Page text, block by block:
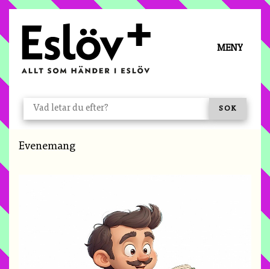
TILL INNEHÅLL
MENY
SÖK
Du är här:
Evenemang